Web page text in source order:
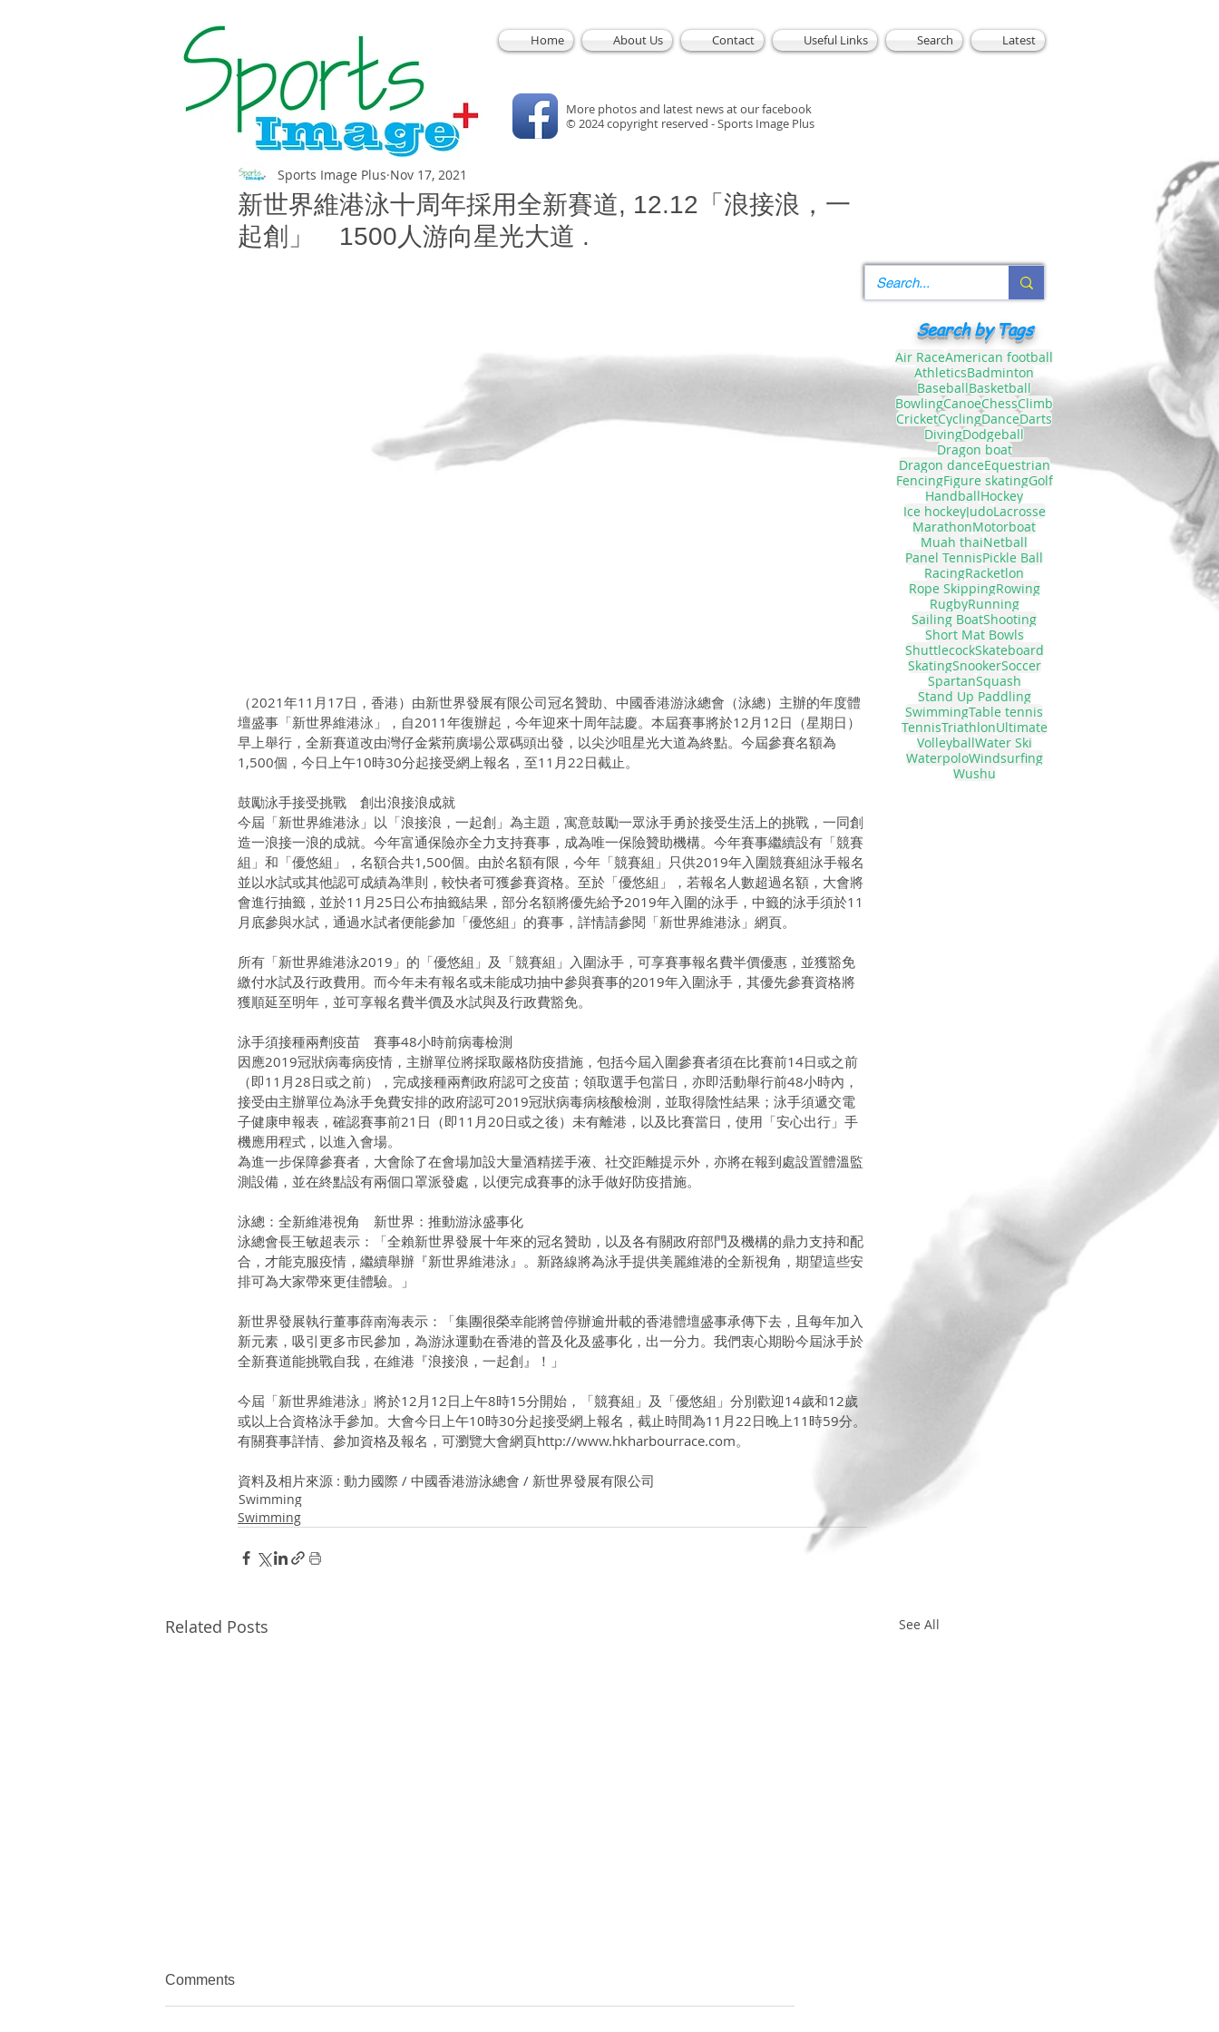
Home About Us Contact Useful Links Search Latest
More photos and latest news at our facebook
© 2024 copyright reserved - Sports Image Plus
Search by Tags
新世界維港泳十周年採用全新賽道, 12.12「浪接浪，一
起創」 1500人游向星光大道 .
Sports Image Plus Nov 17, 2021
（2021年11月17日，香港）由新世界發展有限公司冠名贊助、中國香港游泳總會（泳總）主辦的年度體
壇盛事「新世界維港泳」，自2011年復辦起，今年迎來十周年誌慶。本屆賽事將於12月12日（星期日）
早上舉行，全新賽道改由灣仔金紫荊廣場公眾碼頭出發，以尖沙咀星光大道為終點。今屆參賽名額為
1,500個，今日上午10時30分起接受網上報名，至11月22日截止。
鼓勵泳手接受挑戰　創出浪接浪成就
今屆「新世界維港泳」以「浪接浪，一起創」為主題，寓意鼓勵一眾泳手勇於接受生活上的挑戰，一同創
造一浪接一浪的成就。今年富通保險亦全力支持賽事，成為唯一保險贊助機構。今年賽事繼續設有「競賽
組」和「優悠組」，名額合共1,500個。由於名額有限，今年「競賽組」只供2019年入圍競賽組泳手報名
並以水試或其他認可成績為準則，較快者可獲參賽資格。至於「優悠組」，若報名人數超過名額，大會將
會進行抽籤，並於11月25日公布抽籤結果，部分名額將優先給予2019年入圍的泳手，中籤的泳手須於11
月底參與水試，通過水試者便能參加「優悠組」的賽事，詳情請參閱「新世界維港泳」網頁。
所有「新世界維港泳2019」的「優悠組」及「競賽組」入圍泳手，可享賽事報名費半價優惠，並獲豁免
繳付水試及行政費用。而今年未有報名或未能成功抽中參與賽事的2019年入圍泳手，其優先參賽資格將
獲順延至明年，並可享報名費半價及水試與及行政費豁免。
泳手須接種兩劑疫苗　賽事48小時前病毒檢測
因應2019冠狀病毒病疫情，主辦單位將採取嚴格防疫措施，包括今屆入圍參賽者須在比賽前14日或之前
（即11月28日或之前），完成接種兩劑政府認可之疫苗；領取選手包當日，亦即活動舉行前48小時內，
接受由主辦單位為泳手免費安排的政府認可2019冠狀病毒病核酸檢測，並取得陰性結果；泳手須遞交電
子健康申報表，確認賽事前21日（即11月20日或之後）未有離港，以及比賽當日，使用「安心出行」手
機應用程式，以進入會場。
為進一步保障參賽者，大會除了在會場加設大量酒精搓手液、社交距離提示外，亦將在報到處設置體溫監
測設備，並在終點設有兩個口罩派發處，以便完成賽事的泳手做好防疫措施。
泳總：全新維港視角　新世界：推動游泳盛事化
泳總會長王敏超表示：「全賴新世界發展十年來的冠名贊助，以及各有關政府部門及機構的鼎力支持和配
合，才能克服疫情，繼續舉辦『新世界維港泳』。新路線將為泳手提供美麗維港的全新視角，期望這些安
排可為大家帶來更佳體驗。」
新世界發展執行董事薛南海表示：「集團很榮幸能將曾停辦逾卅載的香港體壇盛事承傳下去，且每年加入
新元素，吸引更多市民參加，為游泳運動在香港的普及化及盛事化，出一分力。我們衷心期盼今屆泳手於
全新賽道能挑戰自我，在維港『浪接浪，一起創』！」
今屆「新世界維港泳」將於12月12日上午8時15分開始，「競賽組」及「優悠組」分別歡迎14歲和12歲
或以上合資格泳手參加。大會今日上午10時30分起接受網上報名，截止時間為11月22日晚上11時59分。
有關賽事詳情、參加資格及報名，可瀏覽大會網頁http://www.hkharbourrace.com。
資料及相片來源 : 動力國際 / 中國香港游泳總會 / 新世界發展有限公司
Swimming
Swimming
Related Posts See All
Comments
Air RaceAmerican football
AthleticsBadminton
BaseballBasketball
BowlingCanoeChessClimb
CricketCyclingDanceDarts
DivingDodgeball
Dragon boat
Dragon danceEquestrian
FencingFigure skatingGolf
HandballHockey
Ice hockeyJudoLacrosse
MarathonMotorboat
Muah thaiNetball
Panel TennisPickle Ball
RacingRacketlon
Rope SkippingRowing
RugbyRunning
Sailing BoatShooting
Short Mat Bowls
ShuttlecockSkateboard
SkatingSnookerSoccer
SpartanSquash
Stand Up Paddling
SwimmingTable tennis
TennisTriathlonUltimate
VolleyballWater Ski
WaterpoloWindsurfing
Wushu